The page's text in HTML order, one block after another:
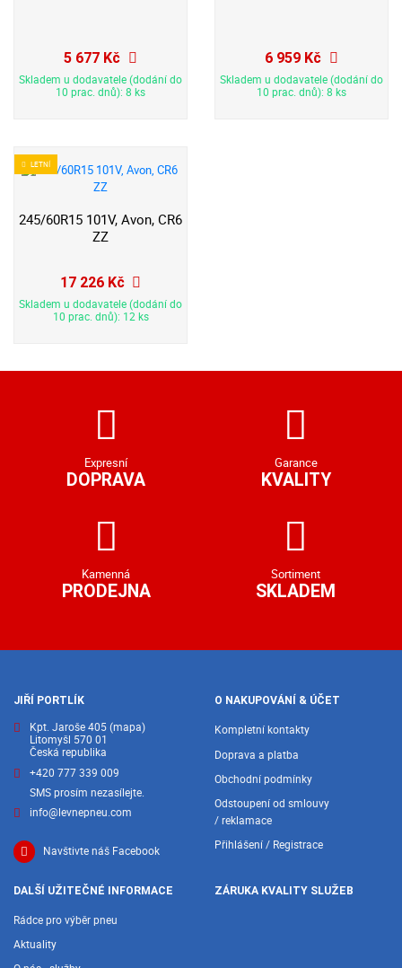
5 677 Kč
Skladem u dodavatele (dodání do
10 prac. dnů): 8 ks
6 959 Kč
Skladem u dodavatele (dodání do
10 prac. dnů): 8 ks
LETNÍ
245/60R15 101V, Avon, CR6
ZZ
17 226 Kč
Skladem u dodavatele (dodání do
10 prac. dnů): 12 ks
Expresní
DOPRAVA
Garance
KVALITY
Kamenná
PRODEJNA
Sortiment
SKLADEM
JIŘÍ PORTLÍK
Kpt. Jaroše 405(mapa)
Litomyšl 570 01
Česká republika
+420 777 339 009
SMS prosím nezasílejte.
info@levnepneu.com
Navštivte náš Facebook
O NAKUPOVÁNÍ & ÚČET
Kompletní kontakty
Doprava a platba
Obchodní podmínky
Odstoupení od smlouvy
/ reklamace
Přihlášení / Registrace
DALŠÍ UŽITEČNÉ INFORMACE
Rádce pro výběr pneu
Aktuality
ZÁRUKA KVALITY SLUŽEB